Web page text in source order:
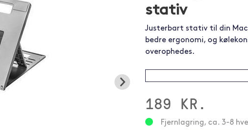
stativ
Justerbart stativ til din
bedre ergonomi, og
overophedes.
189 KR.
Fjernlagring, ca. 3-8